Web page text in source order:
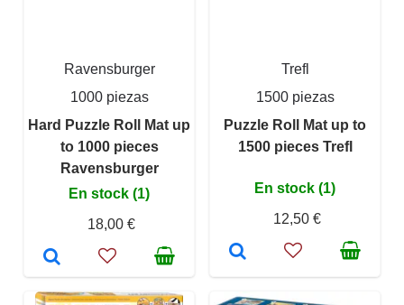
Ravensburger
1000 piezas
Hard Puzzle Roll Mat up
to 1000 pieces
Ravensburger
En stock (1)
18,00 €
Trefl
1500 piezas
Puzzle Roll Mat up to
1500 pieces Trefl
En stock (1)
12,50 €